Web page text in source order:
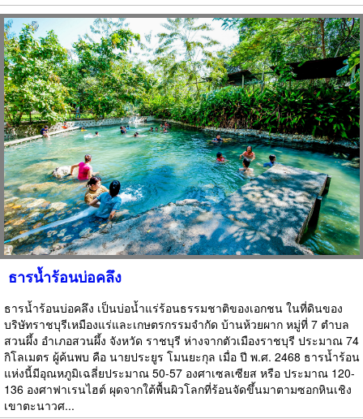
ธารน้ำร้อนบ่อคลึง
ธารน้ำร้อนบ่อคลึง เป็นบ่อน้ำแร่ร้อนธรรมชาติของเอกชน ในที่ดินของ
บริษัทราชบุรีเหมืองแร่และเกษตรกรรมจำกัด บ้านห้วยผาก หมู่ที่ 7 ตำบล
สวนผึ้ง อำเภอสวนผึ้ง จังหวัด ราชบุรี ห่างจากตัวเมืองราชบุรี ประมาณ 74
กิโลเมตร ผู้ค้นพบ คือ นายประยูร โมนยะกุล เมื่อ ปี พ.ศ. 2468 ธารน้ำร้อน
แห่งนี้มีอุณหภูมิเฉลี่ยประมาณ 50-57 องศาเซลเซียส หรือ ประมาณ 120-
136 องศาฟาเรนไฮต์ ผุดจากใต้พื้นผิวโลกที่ร้อนจัดขึ้นมาตามซอกหินเชิง
เขาตะนาวศ...